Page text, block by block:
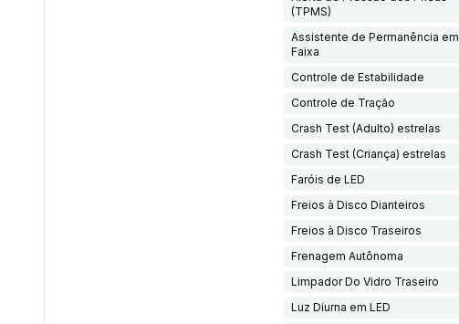
(TPMS)
Assistente de Permanência em
Faixa
Controle de Estabilidade
Controle de Tração
Crash Test (Adulto) estrelas
Crash Test (Criança) estrelas
Faróis de LED
Freios à Disco Dianteiros
Freios à Disco Traseiros
Frenagem Autônoma
Limpador Do Vidro Traseiro
Luz Diurna em LED